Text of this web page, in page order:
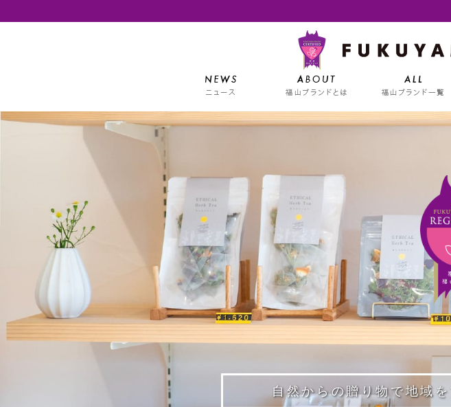
自然からの贈り物で地